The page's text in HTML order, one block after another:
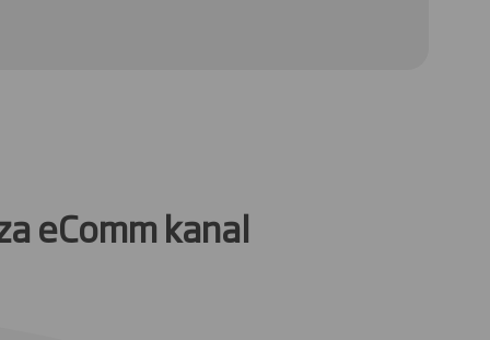
eComm kanal